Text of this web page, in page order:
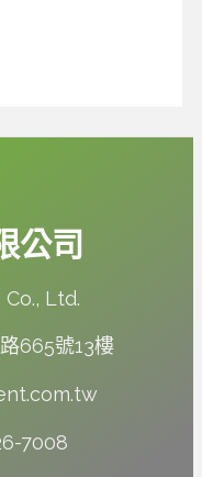
公司
Ltd.
665號13樓
7008